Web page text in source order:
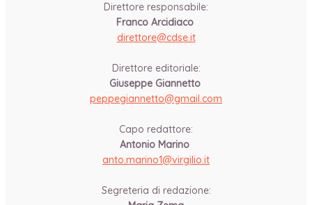
Direttore responsabile:
Franco Arcidiaco
direttore@cdse.it
Direttore editoriale:
Giuseppe Giannetto
peppegiannetto@gmail.com
Capo redattore:
Antonio Marino
anto.marino1@virgilio.it
Segreteria di redazione: